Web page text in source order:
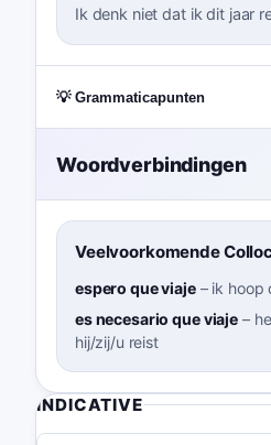
Ik denk niet dat ik dit jaar
💡 Grammaticapunten
Woordverbindingen
Veelvoorkomende
espero que viaje– ik hoop
es necesario que viaje –
hij/zij/u reist
INDICATIVE